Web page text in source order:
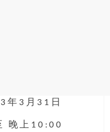
年3月31日
晚上10:00